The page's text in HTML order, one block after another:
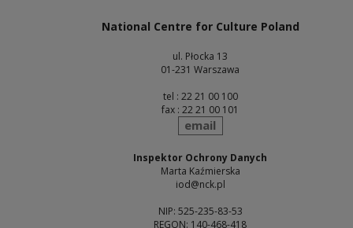
National Centre for Culture Poland
ul. Płocka 13
01-231 Warszawa
tel : 22 21 00 100
fax : 22 21 00 101
send
email
Inspektor Ochrony Danych
Marta Kaźmierska
iod@nck.pl
NIP: 525-235-83-53
REGON: 140-468-418